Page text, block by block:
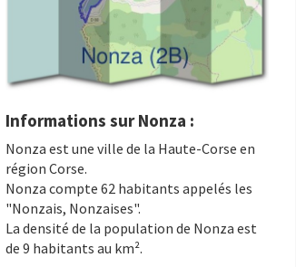
Informations sur Nonza :
Nonza est une ville de la Haute-Corse en
région Corse.
Nonza compte 62 habitants appelés les
"Nonzais, Nonzaises".
La densité de la population de Nonza est
de 9 habitants au km².